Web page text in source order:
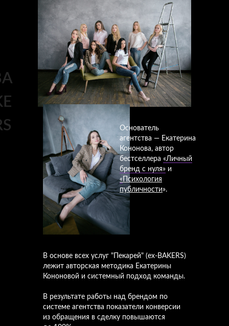
Основатель
агентства — Екатерина
Кононова, автор
бестселлера «Личный
бренд с нуля» и
«Психология
публичности».
В основе всех услуг "Пекарей" (ex-BAKERS)
лежит авторская методика Екатерины
Кононовой и системный подход команды.
В результате работы над брендом по
системе агентства показатели конверсии
из обращения в сделку повышаются